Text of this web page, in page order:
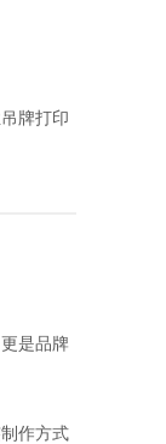
牌打印
是品牌
作方式